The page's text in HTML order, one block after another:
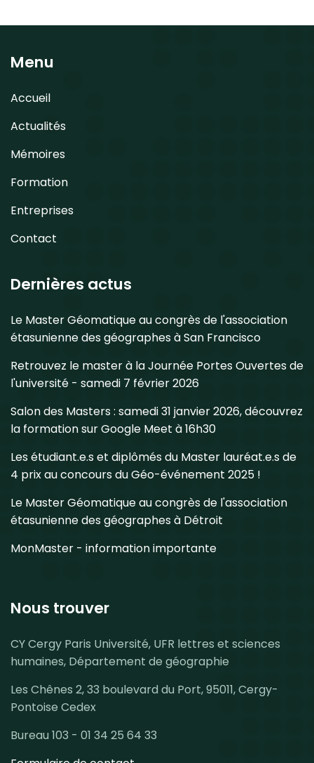
Menu
Accueil
Actualités
Mémoires
Formation
Entreprises
Contact
Dernières actus
Le Master Géomatique au congrès de l'association
étasunienne des géographes à San Francisco
Retrouvez le master à la Journée Portes Ouvertes de
l'université - samedi 7 février 2026
Salon des Masters : samedi 31 janvier 2026, découvrez
la formation sur Google Meet à 16h30
Les étudiant.e.s et diplômés du Master lauréat.e.s de
4 prix au concours du Géo-événement 2025 !
Le Master Géomatique au congrès de l'association
étasunienne des géographes à Détroit
MonMaster - information importante
Nous trouver
CY Cergy Paris Université, UFR lettres et sciences
humaines, Département de géographie
Les Chênes 2, 33 boulevard du Port, 95011, Cergy-
Pontoise Cedex
Bureau 103 - 01 34 25 64 33